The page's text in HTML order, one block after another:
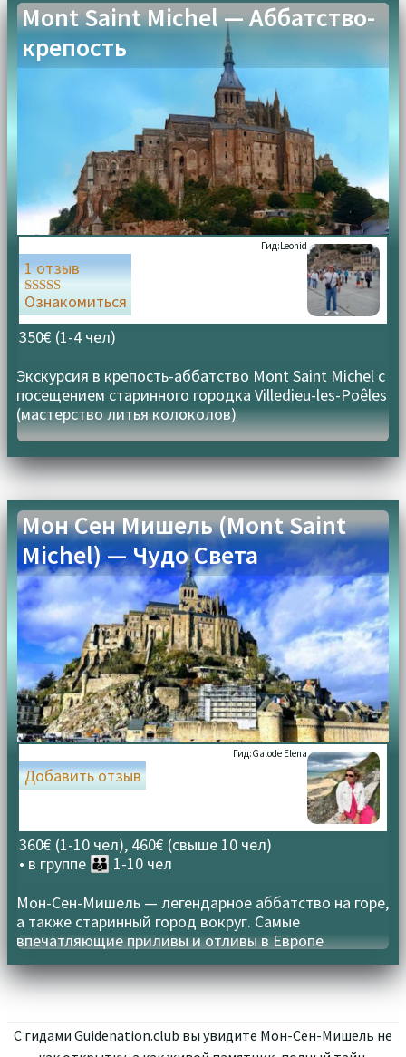
Mont Saint Michel — Аббатство-
крепость
Гид:Leonid
350€ (1-4 чел)
1 отзыв
Оценка
5.00
из 5
Ознакомиться
Экскурсия в крепость-аббатство Mont Saint Michel с
посещением старинного городка Villedieu-les-Poêles
(мастерство литья колоколов)
Мон Сен Мишель (Mont Saint
Michel) — Чудо Света
Гид:Galode Elena
360€ (1-10 чел), 460€ (свыше 10 чел)
• в группе 👪 1-10 чел
Добавить отзыв
Мон-Сен-Мишель — легендарное аббатство на горе,
а также старинный город вокруг. Самые
впечатляющие приливы и отливы в Европе
С гидами Guidenation.club вы увидите Мон-Сен-Мишель не